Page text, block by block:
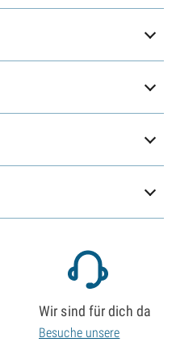
Wir sind für dich da
Besuche unsere